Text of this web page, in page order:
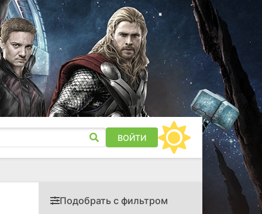
ВОЙТИ
Подобрать с фильтром